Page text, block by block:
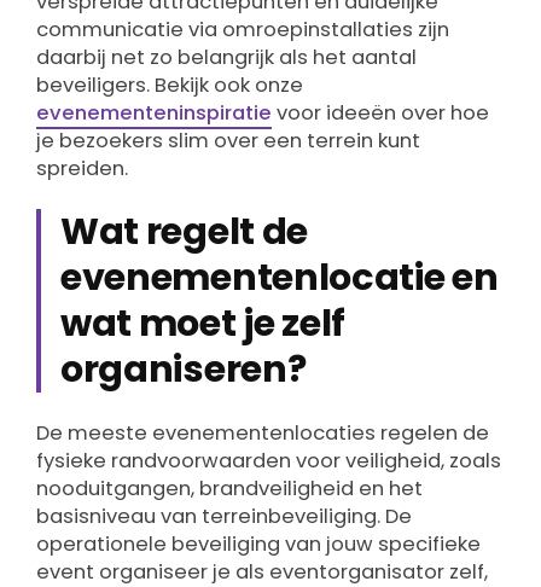
communicatie via omroepinstallaties zijn
daarbij net zo belangrijk als het aantal
beveiligers. Bekijk ook onze
evenementeninspiratie voor ideeën over hoe
je bezoekers slim over een terrein kunt
spreiden.
Wat regelt de
evenementenlocatie en
wat moet je zelf
organiseren?
De meeste evenementenlocaties regelen de
fysieke randvoorwaarden voor veiligheid, zoals
nooduitgangen, brandveiligheid en het
basisniveau van terreinbeveiliging. De
operationele beveiliging van jouw specifieke
event organiseer je als eventorganisator zelf,